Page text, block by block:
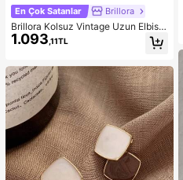
En Çok Satanlar Brillora
Brillora Kolsuz Vintage Uzun Elbise,
Yaz Modası
1.093 ,11TL